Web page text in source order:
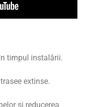
timpul instalării.
extinse.
și reducerea